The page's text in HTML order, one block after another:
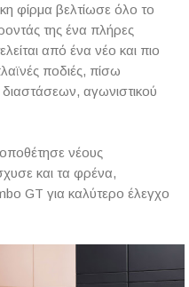
φίρμα βελτίωσε όλο το
της ένα πλήρες
από ένα νέο και πιο
ποδιές, πίσω
διαστάσεων, αγωνιστικού
νέους
και τα φρένα,
GT για καλύτερο έλεγχο